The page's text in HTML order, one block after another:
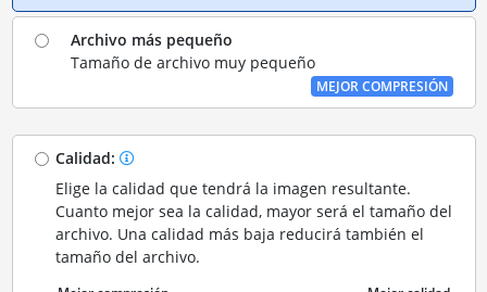
Archivo más pequeño
Tamaño de archivo muy pequeño
MEJOR COMPRESIÓN
Calidad:
Elige la calidad que tendrá la imagen resultante.
Cuanto mejor sea la calidad, mayor será el tamaño del
archivo. Una calidad más baja reducirá también el
tamaño del archivo.